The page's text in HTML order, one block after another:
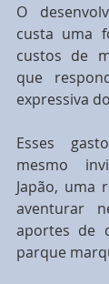
O
custa uma
custos de
que
expressiva
Esses
mesmo
Japão, uma
aventurar
aportes de
parque